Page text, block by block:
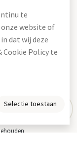
te
website of
dat wij deze
Cookie Policy te
Selectie toestaan